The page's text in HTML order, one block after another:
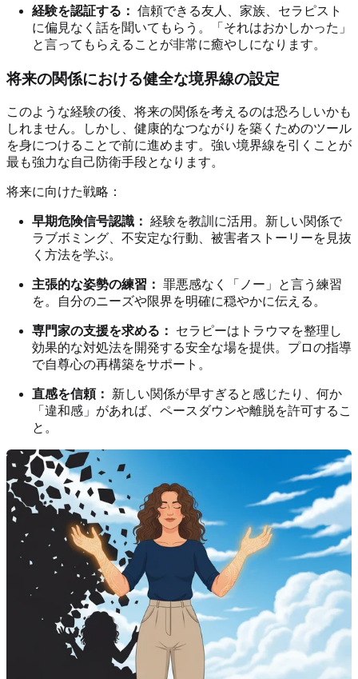
経験を認証する： 信頼できる友人、家族、セラピスト
に偏見なく話を聞いてもらう。「それはおかしかった」
と言ってもらえることが非常に癒やしになります。
将来の関係における健全な境界線の設定
このような経験の後、将来の関係を考えるのは恐ろしいかも
しれません。しかし、健康的なつながりを築くためのツール
を身につけることで前に進めます。強い境界線を引くことが
最も強力な自己防衛手段となります。
将来に向けた戦略：
早期危険信号認識： 経験を教訓に活用。新しい関係で
ラブボミング、不安定な行動、被害者ストーリーを見抜
く方法を学ぶ。
主張的な姿勢の練習： 罪悪感なく「ノー」と言う練習
を。自分のニーズや限界を明確に穏やかに伝える。
専門家の支援を求める：
セラピーはトラウマを整理し
効果的な対処法を開発する安全な場を提供。プロの指導
で自尊心の再構築をサポート。
直感を信頼：
新しい関係が早すぎると感じたり、何か
「違和感」があれば、ペースダウンや離脱を許可するこ
と。